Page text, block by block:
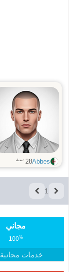
Abbes
28 سنة
1
مجاني
100%
خدمات مجانية